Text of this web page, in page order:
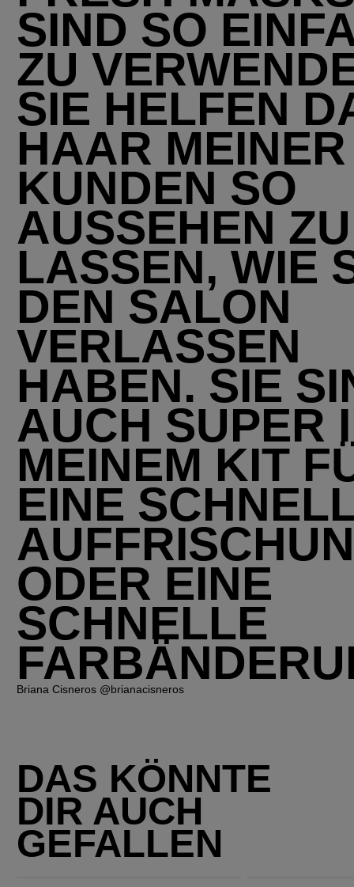
SIND SO
ZU
SIE HELFEN
HAAR MEINER
KUNDEN SO
AUSSEHEN ZU
LASSEN, WIE
DEN SALON
VERLASSEN
HABEN. SIE
AUCH SUPER
MEINEM KIT
EINE
ODER EINE
SCHNELLE
Briana Cisneros @brianacisneros
DAS KÖNNTE
DIR AUCH
GEFALLEN